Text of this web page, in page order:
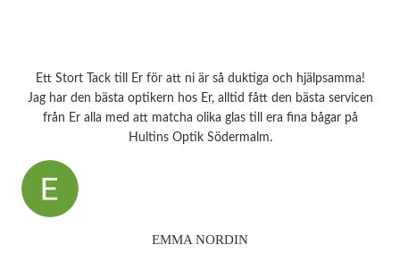
Ett Stort Tack till Er för att ni är så duktiga och hjälpsamma!
Jag har den bästa optikern hos Er, alltid fått den bästa servicen
från Er alla med att matcha olika glas till era fina bågar på
Hultins Optik Södermalm.
EMMA NORDIN